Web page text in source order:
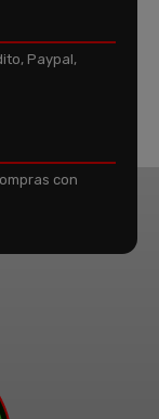
Paypal,
con